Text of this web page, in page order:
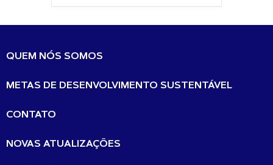
QUEM NÓS SOMOS
METAS DE DESENVOLVIMENTO SUSTENTÁVEL
CONTATO
NOVAS ATUALIZAÇÕES